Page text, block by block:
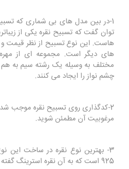
1-در بین مدل های بی شماری که
توان گفت که تسبیح نقره یکی از
هاست. این نوع تسبیح از نظر قیمت و
های دیگر است. مجموعه ای از
مختلف به وسیله یک رشته سیم به
چشم نواز را ایجاد می کنند.
2-کدگذاری روی تسبیح نقره موجب
مرغوبیت آن مطمئن شوید.
3- بهترین نوع نقره در ساخت این
925 است که به آن نقره استرینگ گفته می شود.